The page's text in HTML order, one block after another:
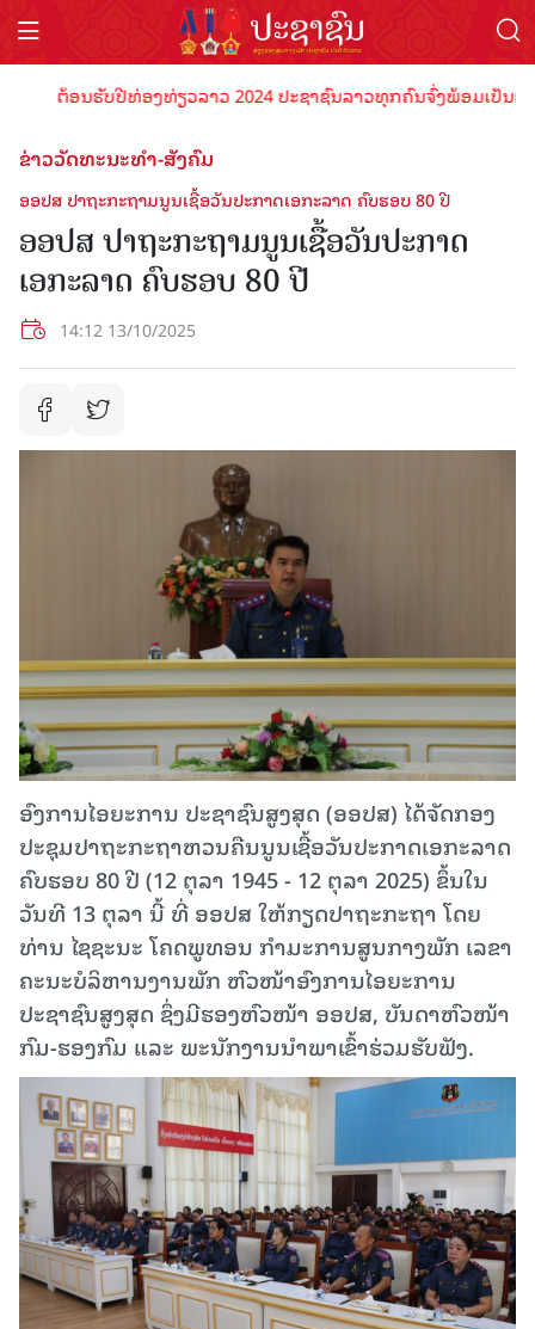
ຕ້ອນຮັບປີທ່ອງທ່ຽວລາວ 2024 ປະຊາຊົນລາວທຸກຄົນຈົ່ງພ້ອມເປັນເຈົ້
ຂ່າວວັດທະນະທຳ-ສັງຄົມ
ອອປສ ປາຖະກະຖາມນູນເຊື້ອວັນປະກາດເອກະລາດ ຄົບຮອບ 80 ປີ
ອອປສ ປາຖະກະຖາມນູນເຊື້ອວັນປະກາດ
ເອກະລາດ ຄົບຮອບ 80 ປີ
14:12 13/10/2025
ອົງການໄອຍະການ ປະຊາຊົນສູງສຸດ (ອອປສ) ໄດ້ຈັດກອງ
ປະຊຸມປາຖະກະຖາຫວນຄືນນູນເຊື້ອວັນປະກາດເອກະລາດ
ຄົບຮອບ 80 ປີ (12 ຕຸລາ 1945 - 12 ຕຸລາ 2025) ຂຶ້ນໃນ
ວັນທີ 13 ຕຸລາ ນີ້ ທີ່ ອອປສ ໃຫ້ກຽດປາຖະກະຖາ ໂດຍ
ທ່ານ ໄຊຊະນະ ໂຄດພູທອນ ກຳມະການສູນກາງພັກ ເລຂາ
ຄະນະບໍລິຫານງານພັກ ຫົວໜ້າອົງການໄອຍະການ
ປະຊາຊົນສູງສຸດ ຊຶ່ງມີຮອງຫົວໜ້າ ອອປສ, ບັນດາຫົວໜ້າ
ກົມ-ຮອງກົມ ແລະ ພະນັກງານນຳພາເຂົ້າຮ່ວມຮັບຟັງ.